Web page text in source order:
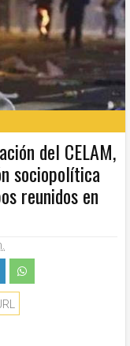
del CELAM,
sociopolítica
reunidos en